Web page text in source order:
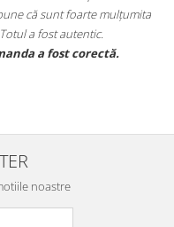
că sunt foarte mulțumita
a fost autentic.
a fost corectă.
noastre